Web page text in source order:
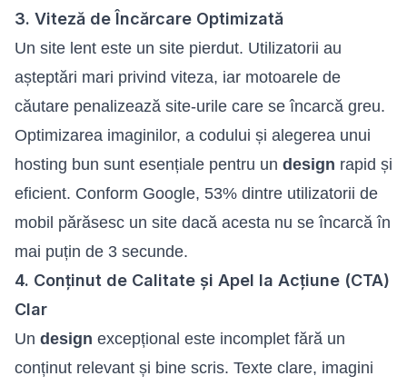
3. Viteză de Încărcare Optimizată
Un site lent este un site pierdut. Utilizatorii au
așteptări mari privind viteza, iar motoarele de
căutare penalizează site-urile care se încarcă greu.
Optimizarea imaginilor, a codului și alegerea unui
hosting bun sunt esențiale pentru un design rapid și
eficient. Conform Google, 53% dintre utilizatorii de
mobil părăsesc un site dacă acesta nu se încarcă în
mai puțin de 3 secunde.
4. Conținut de Calitate și Apel la Acțiune (CTA)
Clar
Un design excepțional este incomplet fără un
conținut relevant și bine scris. Texte clare, imagini